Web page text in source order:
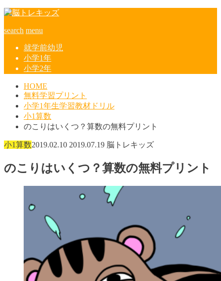
search menu
就学前幼児
小学1年
小学2年
HOME
無料学習プリント
小学1年生学習教材ドリル
小1算数
のこりはいくつ？算数の無料プリント
小1算数2019.02.10 2019.07.19 脳トレキッズ
のこりはいくつ？算数の無料プリント